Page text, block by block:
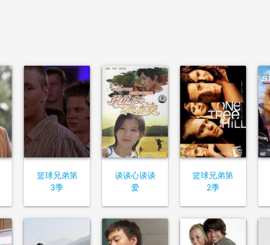
篮球兄弟第
3季
谈谈心谈谈
爱
篮球兄弟第
2季